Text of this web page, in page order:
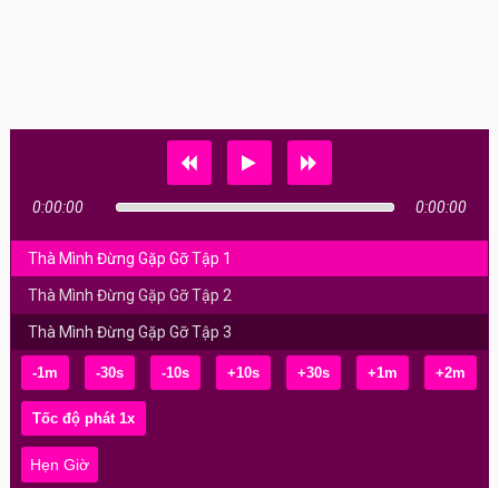
0:00:00 0:00:00
Thà Mình Đừng Gặp Gỡ Tập 1
Thà Mình Đừng Gặp Gỡ Tập 2
Thà Mình Đừng Gặp Gỡ Tập 3
-1m -30s -10s +10s +30s +1m +2m
Hẹn Giờ